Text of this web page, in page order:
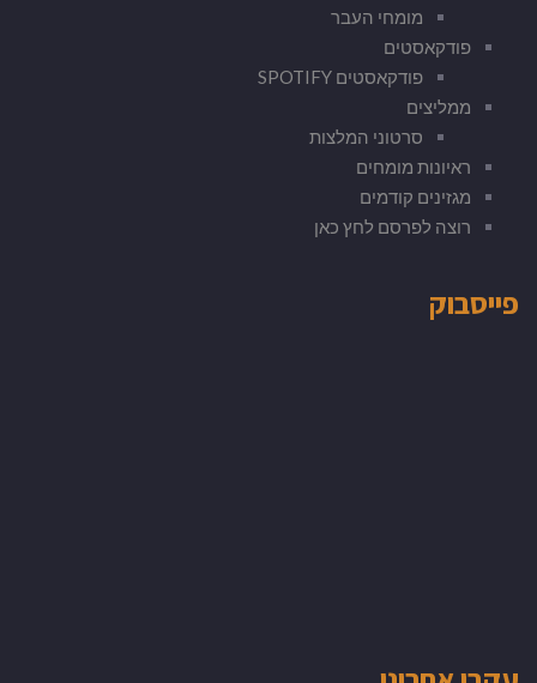
מומחי העבר
פודקאסטים
פודקאסטים SPOTIFY
ממליצים
סרטוני המלצות
ראיונות מומחים
מגזינים קודמים
רוצה לפרסם לחץ כאן
פייסבוק